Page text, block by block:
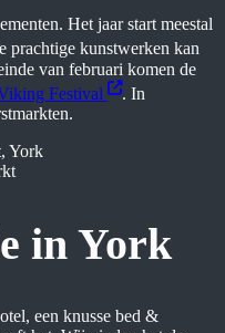
Het jaar start meestal
prachtige kunstwerken kan
van februari komen de
Festival
. In
in York
een knusse bed &